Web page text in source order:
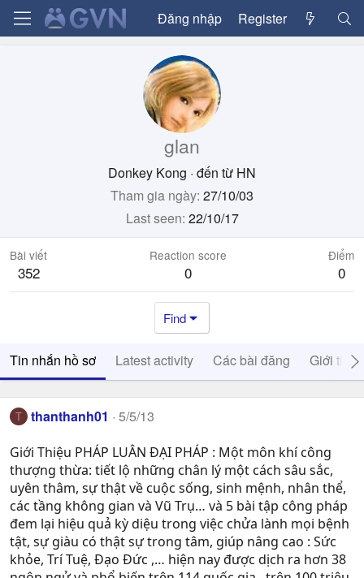
Đăng nhập Register
glan
Donkey Kong · đến từ HN
Tham gia ngày 27/10/03
Last seen 22/10/17
Bài viết
352
Reaction score
0
Điểm
0
Find
Tin nhắn hồ sơ Latest activity Các bài đăng Giới thiệu
T thanthanh01 5/5/13
Giới Thiệu PHÁP LUÂN ĐẠI PHÁP : Một môn khí công
thượng thừa: tiết lộ những chân lý một cách sâu sắc,
uyên thâm, sự thật về cuộc sống, sinh mệnh, nhân thể,
các tầng không gian và Vũ Trụ… và 5 bài tập công pháp
đem lại hiệu quả kỳ diệu trong việc chửa lành mọi bệnh
tật, sự giàu có thật sự trong tâm, giúp nâng cao : Sức
khỏe, Trí Tuệ, Ðạo Ðức ,… hiện nay được dịch ra hơn 38